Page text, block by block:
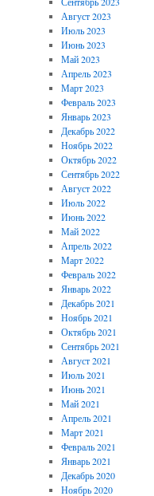
Август 2023
Июль 2023
Июнь 2023
Май 2023
Апрель 2023
Март 2023
Февраль 2023
Январь 2023
Декабрь 2022
Ноябрь 2022
Октябрь 2022
Сентябрь 2022
Август 2022
Июль 2022
Июнь 2022
Май 2022
Апрель 2022
Март 2022
Февраль 2022
Январь 2022
Декабрь 2021
Ноябрь 2021
Октябрь 2021
Сентябрь 2021
Август 2021
Июль 2021
Июнь 2021
Май 2021
Апрель 2021
Март 2021
Февраль 2021
Январь 2021
Декабрь 2020
Ноябрь 2020